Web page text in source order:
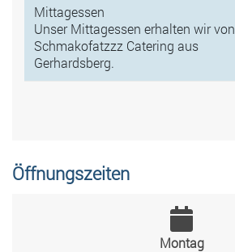
Mittagessen
Unser Mittagessen erhalten wir von
Schmakofatzzz Catering aus
Gerhardsberg.
Öffnungszeiten
Montag